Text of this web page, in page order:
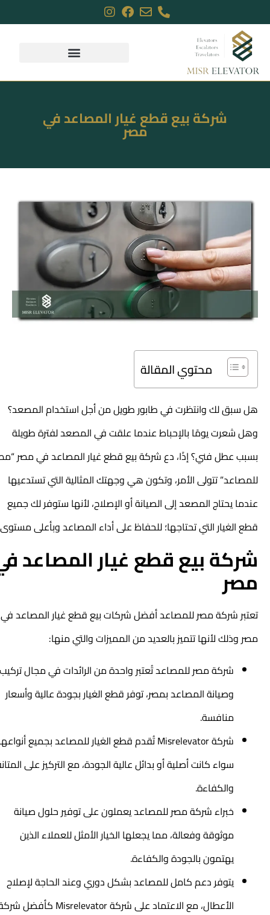
شركة بيع قطع غيار المصاعد في
مصر
محتوي المقالة
هل سبق لك وانتظرت في طابور طويل من أجل استخدام المصعد؟
وهل شعرت يومًا بالإحباط عندما علقت في المصعد لفترة طويلة
بسبب عطل فني؟ إذًا، دع شركة بيع قطع غيار المصاعدفي مصر “مصر
للمصاعد” تتولى الأمر، وتكون هي وجهتك المثالية التي تستدعيها
عندما يحتاج المصعد إلى الصيانة أو الإصلاح، لأنها ستوفر لك جميع
قطع الغيار التي تحتاجها؛ للحفاظ على أداء المصاعد وبأعلى مستوى.
شركة بيع قطع غيار المصاعد في
مصر
تعتبر شركة مصر للمصاعد أفضلشركات بيع قطع غيار المصاعدفي
مصر وذلك لأنها تتميز بالعديد من المميزات والتي منها:
شركة مصر للمصاعد تُعتبر واحدة من الرائدات في مجال تركيب
وصيانة المصاعد بمصر، توفر قطع الغيار بجودة عالية وأسعار
منافسة.
شركة Misrelevator تُقدم قطع الغيار للمصاعد بجميع أنواعها،
سواء كانت أصلية أو بدائل عالية الجودة، مع التركيز على المتانة
والكفاءة.
خبراء شركة مصر للمصاعد يعملون على توفير حلول صيانة
موثوقة وفعالة، مما يجعلها الخيار الأمثل للعملاء الذين
يهتمون بالجودة والكفاءة.
يتوفر دعم كامل للمصاعد بشكل دوري وعند الحاجة لإصلاح
الأعطال، مع الاعتماد على شركة Misrelevator كأفضل شركة